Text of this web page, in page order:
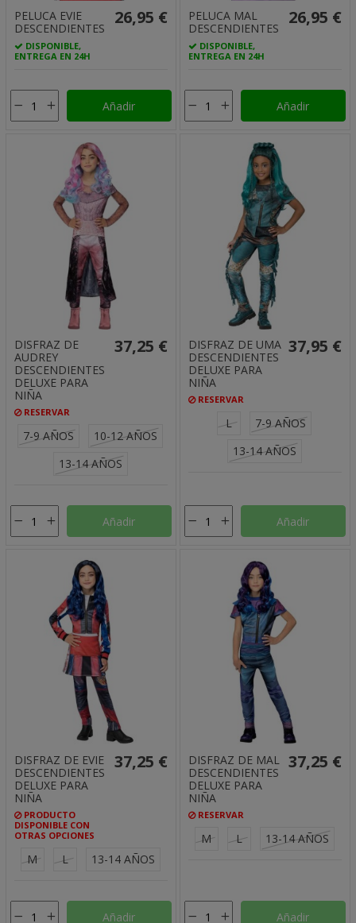
PELUCA EVIE
DESCENDIENTES
DISPONIBLE,
ENTREGA EN 24H
26,95 €
Añadir
PELUCA MAL
DESCENDIENTES
DISPONIBLE,
ENTREGA EN 24H
26,95 €
Añadir
DISFRAZ DE
AUDREY
DESCENDIENTES
DELUXE PARA
NIÑA
RESERVAR
37,25 €
7-9 AÑOS
10-12 AÑOS
13-14 AÑOS
Añadir
DISFRAZ DE UMA
DESCENDIENTES
DELUXE PARA
NIÑA
RESERVAR
37,95 €
L
7-9 AÑOS
13-14 AÑOS
Añadir
DISFRAZ DE EVIE
DESCENDIENTES
DELUXE PARA
NIÑA
PRODUCTO
DISPONIBLE CON
OTRAS OPCIONES
37,25 €
M L 13-14 AÑOS
Añadir
DISFRAZ DE MAL
DESCENDIENTES
DELUXE PARA
NIÑA
RESERVAR
37,25 €
M L 13-14 AÑOS
Añadir